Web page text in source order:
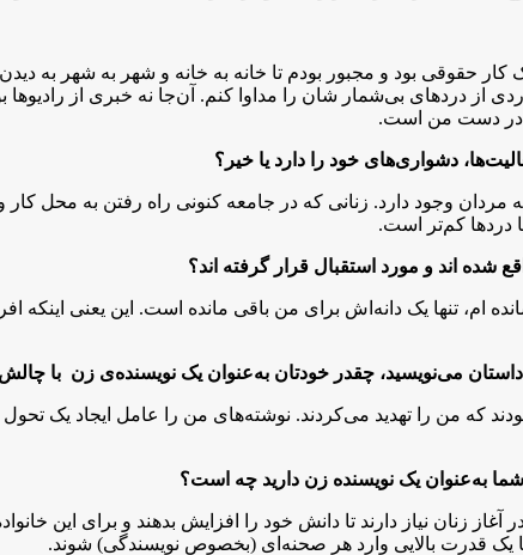
حقوقی بود و مجبور بودم تا خانه به خانه و شهر به شهر به
از دردهای بی‌شمار شان را مداوا کنم. آن‌جا نه خبری از
در دست من است.
دشواری‌های خود را دارد یا خیر؟
وجود دارد. زنانی که در جامعه کنونی راه رفتن به محل
دردها کم‌تر است.
اند و مورد استقبال قرار گرفته اند؟
ام، تنها یک دانه‌اش برای من باقی مانده است. این یعنی اینکه
می‌نویسید، چقدر خودتان به‌عنوان یک نویسنده‌ی زن با
که من را تهدید می‌کردند. نوشته‌های من را عامل ایجاد یک تحول
به‌عنوان یک نویسنده زن دارید چه است؟
زنان نیاز دارند تا دانش خود را افزایش بدهند و برای این
یک قدرت بالایی وارد هر صحنه‌ای (بخصوص نویسندگی) شوند.